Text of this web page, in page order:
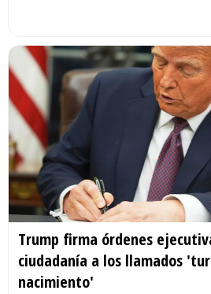
Trump firma órdenes
ciudadanía a los llamados
nacimiento'